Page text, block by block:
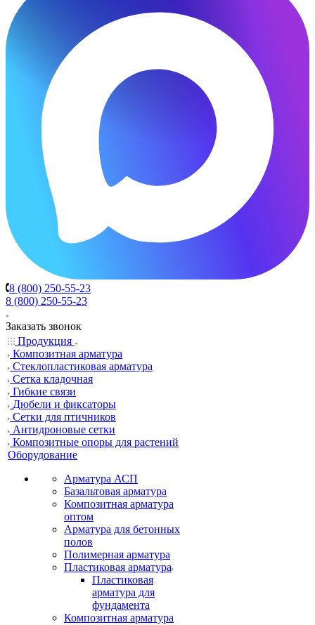
8 (800) 250-55-23
8 (800) 250-55-23
Заказать звонок
Продукция
Композитная арматура
Cтеклопластиковая арматура
Сетка кладочная
Гибкие связи
Дюбели и фиксаторы
Сетки для птичников
Антидроновые сетки
Композитные опоры для растений
Оборудование
Арматура АСП
Базальтовая арматура
Композитная арматура
оптом
Арматура для бетонных
полов
Полимерная арматура
Пластиковая арматура
Пластиковая
арматура для
фундамента
Композитная арматура